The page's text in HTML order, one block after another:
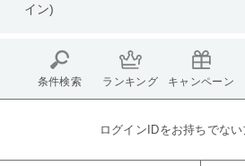
イン)
条件検索 ランキング キャンペーン
ログインIDをお持ちでな